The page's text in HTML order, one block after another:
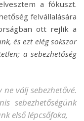
a fókuszt.
felvállalására
ott rejlik a
és ezt elég sokszor
a sebezhetőség
válj sebezhetővé.
sebezhetőségünk
első lépcsőfoka,